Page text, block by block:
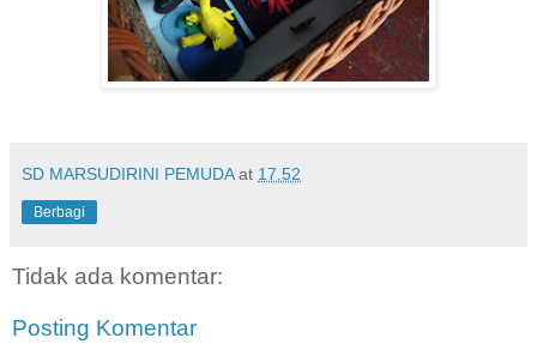
SD MARSUDIRINI PEMUDA at 17.52
Berbagi
Tidak ada komentar:
Posting Komentar